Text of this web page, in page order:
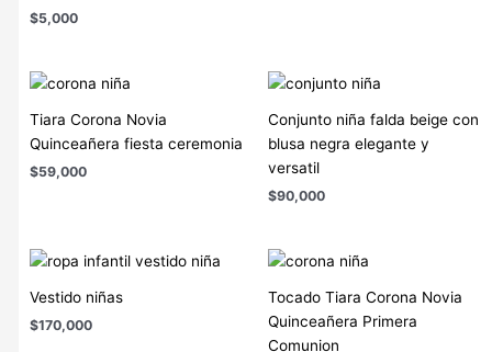
$5,000
Tiara Corona Novia
Quinceañera fiesta ceremonia
$59,000
Conjunto niña falda beige con
blusa negra elegante y
versatil
$90,000
Vestido niñas
$170,000
Tocado Tiara Corona Novia
Quinceañera Primera
Comunion